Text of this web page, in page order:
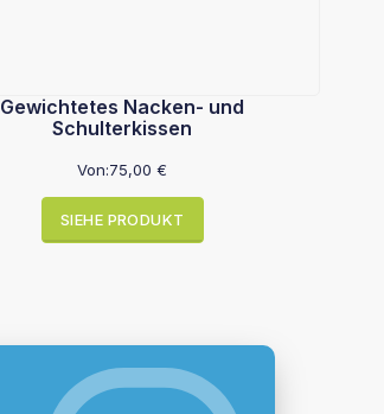
Gewichtetes Nacken- und
Schulterkissen
Von:75,00€
SIEHE PRODUKT